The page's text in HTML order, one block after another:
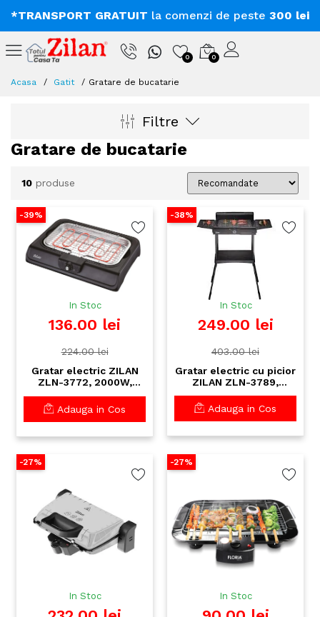
*TRANSPORT GRATUIT la comenzi de peste 300 lei
0 0
Acasa Gatit Gratare de bucatarie
Filtre
Gratare de bucatarie
10 produse
-39%
In Stoc
136.00 lei
224.00 lei
Gratar electric ZILAN
ZLN-3772, 2000W,
suprafata gatire
41x14cm, fara fum
Adauga in Cos
-38%
In Stoc
249.00 lei
403.00 lei
Gratar electric cu picior
ZILAN ZLN-3789,
2400W, termostat
reglabil, suprafata
41x26cm
Adauga in Cos
-27%
In Stoc
-27%
In Stoc